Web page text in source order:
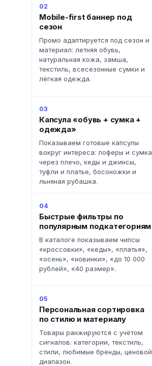
02
Mobile-first баннер под
сезон
Промо адаптируется под сезон и
материал: летняя обувь,
натуральная кожа, замша,
текстиль, всесезонные сумки и
лёгкая одежда.
03
Капсула «обувь + сумка +
одежда»
Показываем готовые капсулы
вокруг интереса: лоферы и сумка
через плечо, кеды и джинсы,
туфли и платье, босоножки и
льняная рубашка.
04
Быстрые фильтры по
популярным подкатегориям
В каталоге показываем чипсы
«кроссовки», «кеды», «платья»,
«осень», «новинки», «до 10 000
рублей», «40 размер».
05
Персональная сортировка
по стилю и материалу
Товары ранжируются с учётом
сигналов: категории, текстиль,
стили, любимые бренды, ценовой
диапазон.